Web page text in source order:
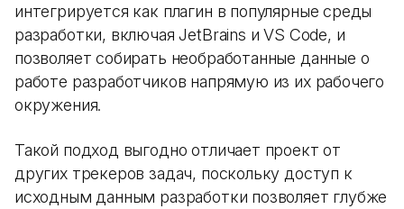
интегрируется как плагин в популярные среды
разработки, включая JetBrains и VS Code, и
позволяет собирать необработанные данные о
работе разработчиков напрямую из их рабочего
окружения.
Такой подход выгодно отличает проект от
других трекеров задач, поскольку доступ к
исходным данным разработки позволяет глубже